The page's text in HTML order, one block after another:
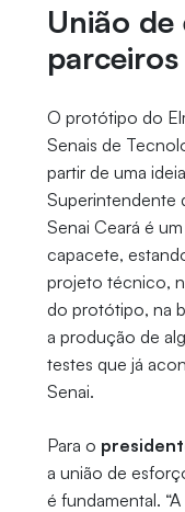
União
parceiros
O protótipo do
Senais de
partir de uma
Superintendente
Senai Ceará é
capacete,
projeto técnico,
do protótipo, na
a produção de
testes que já
Senai.
Para o
a união de
é fundamental.